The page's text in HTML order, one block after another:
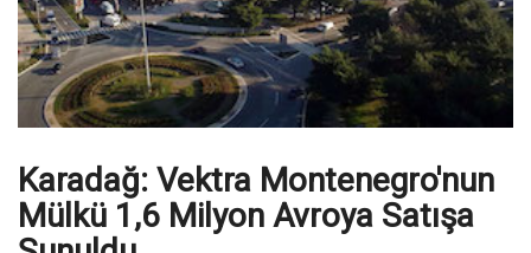
Karadağ: Vektra Montenegro'nun
Mülkü 1,6 Milyon Avroya Satışa